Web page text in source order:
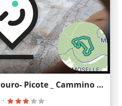
Picote - Barrocal do Douro- Picote _ Cammino della barraige - Terra
·